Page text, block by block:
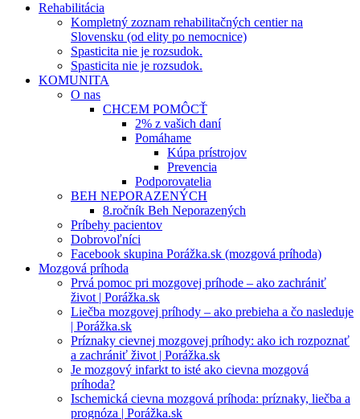
Rehabilitácia
Kompletný zoznam rehabilitačných centier na
Slovensku (od elity po nemocnice)
Spasticita nie je rozsudok.
Spasticita nie je rozsudok.
KOMUNITA
O nas
CHCEM POMÔCŤ
2% z vašich daní
Pomáhame
Kúpa prístrojov
Prevencia
Podporovatelia
BEH NEPORAZENÝCH
8.ročník Beh Neporazených
Príbehy pacientov
Dobrovoľníci
Facebook skupina Porážka.sk (mozgová príhoda)
Mozgová príhoda
Prvá pomoc pri mozgovej príhode – ako zachrániť
život | Porážka.sk
Liečba mozgovej príhody – ako prebieha a čo nasleduje
| Porážka.sk
Príznaky cievnej mozgovej príhody: ako ich rozpoznať
a zachrániť život | Porážka.sk
Je mozgový infarkt to isté ako cievna mozgová
príhoda?
Ischemická cievna mozgová príhoda: príznaky, liečba a
prognóza | Porážka.sk